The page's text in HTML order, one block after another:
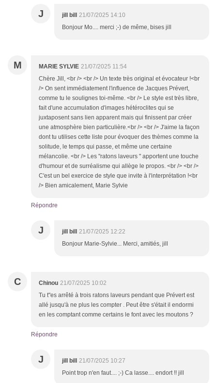
J jill bill
21/07/2025 14:10
Bonjour Mo.... merci ;-) de même, bises jill
M MARIE SYLVIE 21/07/2025 11:54
Chère Jill, <br /> <br /> Un texte très original et évocateur !<br
/> On sent immédiatement l'influence de Jacques Prévert,
comme tu le soulignes toi-même. <br /> Le style est très libre,
fait d'une accumulation d'images hétéroclites qui se
juxtaposent sans lien apparent mais qui finissent par créer
une atmosphère bien particulière.<br /> <br /> J'aime la façon
dont tu utilises cette liste pour évoquer des thèmes comme la
solitude, le temps qui passe, et même une certaine
mélancolie. <br /> Les "ratons laveurs " apportent une touche
d'humour et de surréalisme qui allège le propos. <br /> <br />
C'est un bel exercice de style que invite à l'interprétation !<br
/> Bien amicalement, Marie Sylvie
Répondre
J jill bill
21/07/2025 12:22
Bonjour Marie-Sylvie... Merci, amitiés, jill
C Chinou 21/07/2025 10:02
Tu t"es arrêté à trois ratons laveurs pendant que Prévert est
allé jusqu'à ne plus les compter . Peut être s'était il endormi
en les comptant comme certains le font avec les moutons ?
Répondre
J jill bill
21/07/2025 10:27
Point trop n'en faut.... ;-) Ca lasse.... endort !! jill